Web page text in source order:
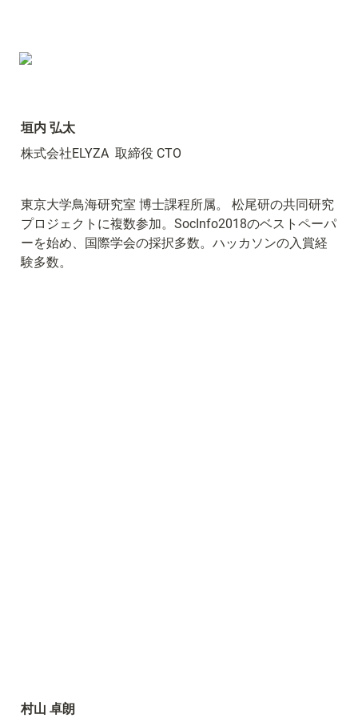
垣内 弘太
株式会社ELYZA  取締役 CTO
東京大学鳥海研究室 博士課程所属。 松尾研の共同研究
プロジェクトに複数参加。SocInfo2018のベストペーパ
ーを始め、国際学会の採択多数。ハッカソンの入賞経
験多数。
村山 卓朗